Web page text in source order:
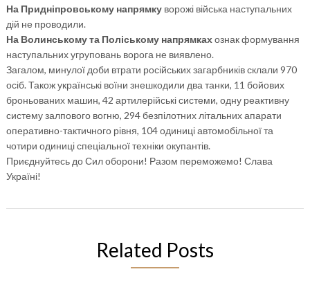
На Придніпровському напрямкуворожі війська наступальних
дій не проводили.
На Волинському та Поліському напрямкахознак формування
наступальних угруповань ворога не виявлено.
Загалом, минулої доби втрати російських загарбників склали 970
осіб. Також українські воїни знешкодили два танки, 11 бойових
броньованих машин, 42 артилерійські системи, одну реактивну
систему залпового вогню, 294 безпілотних літальних апарати
оперативно-тактичного рівня, 104 одиниці автомобільної та
чотири одиниці спеціальної техніки окупантів.
Приєднуйтесь до Сил оборони! Разом переможемо! Слава
Україні!
Related Posts